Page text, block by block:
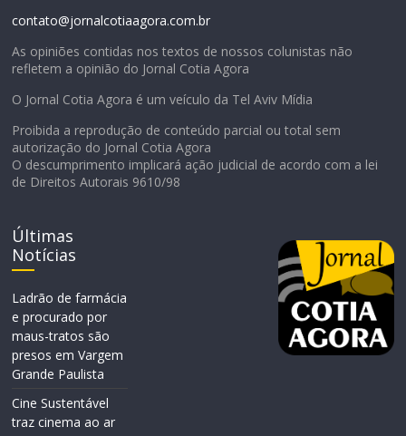
contato@jornalcotiaagora.com.br
As opiniões contidas nos textos de nossos colunistas não
refletem a opinião do Jornal Cotia Agora
O Jornal Cotia Agora é um veículo da Tel Aviv Mídia
Proibida a reprodução de conteúdo parcial ou total sem
autorização do Jornal Cotia Agora
O descumprimento implicará ação judicial de acordo com a lei
de Direitos Autorais 9610/98
Últimas
Notícias
Ladrão de farmácia
e procurado por
maus-tratos são
presos em Vargem
Grande Paulista
Cine Sustentável
traz cinema ao ar